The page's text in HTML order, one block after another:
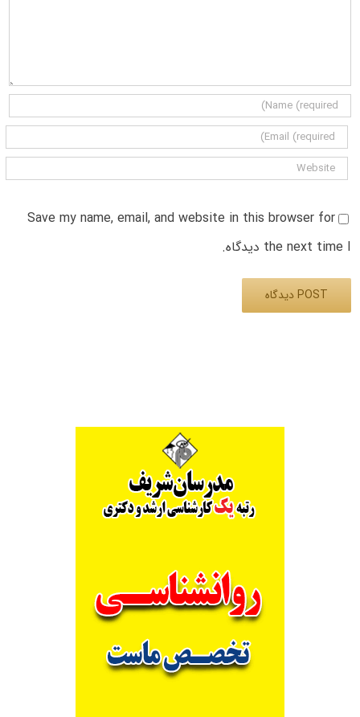
Save my name, email, and website in this browser for
the next time I دیدگاه.